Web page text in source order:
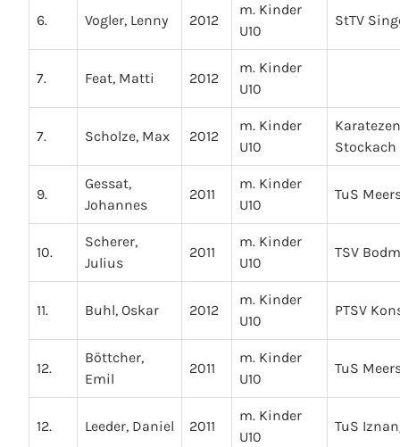
6. Vogler, Lenny 2012
m. Kinder
U10
StTV
7. Feat, Matti 2012
m. Kinder
U10
7. Scholze, Max 2012
m. Kinder
U10
Stockach
9.
Gessat,
Johannes
2011
m. Kinder
U10
TuS
10.
Scherer,
Julius
2011
m. Kinder
U10
TSV
11. Buhl, Oskar 2012
m. Kinder
U10
PTSV
12.
Böttcher,
Emil
2011
m. Kinder
U10
TuS
12. Leeder, Daniel 2011
m. Kinder
U10
TuS